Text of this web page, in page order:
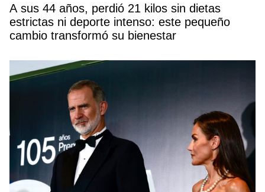
A sus 44 años, perdió 21 kilos sin dietas
estrictas ni deporte intenso: este pequeño
cambio transformó su bienestar